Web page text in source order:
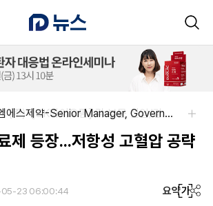
SK 바이오팜 (주)-[SK바이오팜] 각 부문 신입/경력 구성원 영입(유)한국비엠에스제약-Senior Manager, Government Affairs & External Liaison (Permanent)
제 등장...저항성 고혈압 공략
23 06:00:44 요약가